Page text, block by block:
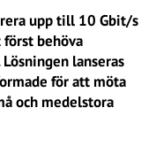
upp till 10 Gbit/s
behöva
lanseras
för att möta
och medelstora